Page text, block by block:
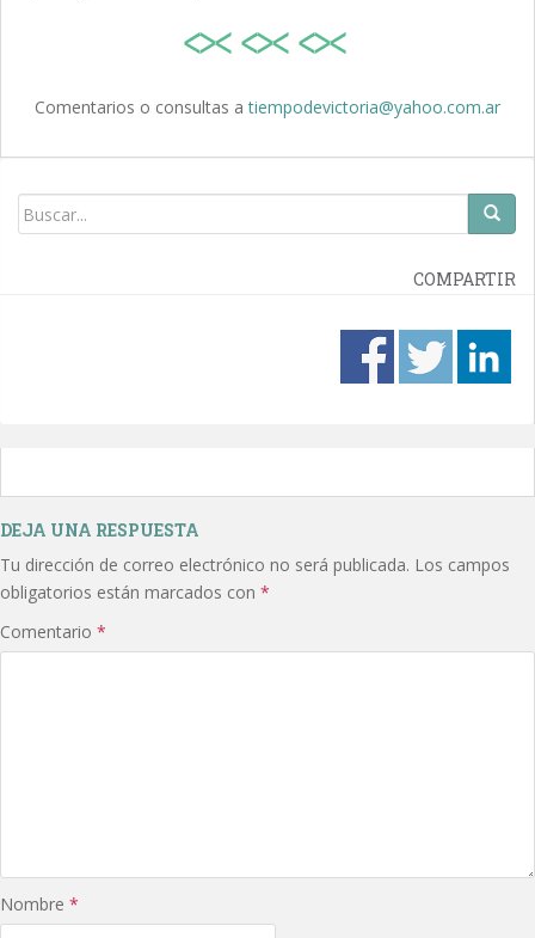
Comentarios o consultas atiempodevictoria@yahoo.com.ar
COMPARTIR
DEJA UNA RESPUESTA
Tu dirección de correo electrónico no será publicada. Los campos
obligatorios están marcados con *
Comentario *
Nombre *